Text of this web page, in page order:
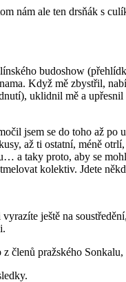
nám ale ten drsňák s
budoshow
Když mě zbystřil,
uklidnil mě a
jsem se do toho až
až ti ostatní, méně
a taky proto, aby se
kolektiv. Jdete
ještě na
pražského